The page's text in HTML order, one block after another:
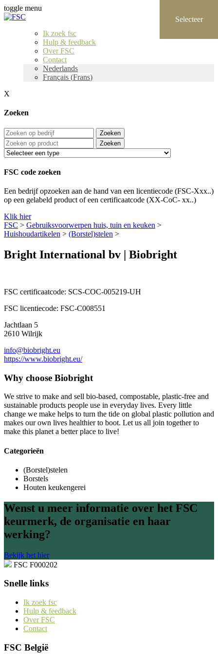
toggle menu
Ik zoek fsc
Hulp & feedback
Over FSC
Contact
Nederlands
Français (Frans)
X
Zoeken
Zoeken
Zoeken
FSC code zoeken
Een bedrijf opzoeken aan de hand van een licentiecode (FSC-Xxx..)
op een gelabeld product of een certificaatcode (XX-CoC- xx..)
Klik hier
FSC > Gebruiksvoorwerpen huis, tuin en keuken >
Huishoudartikelen > (Borstel)stelen >
Bright International bv | Biobright
FSC certificaatcode: SCS-COC-005219-UH
FSC licentiecode: FSC-C008551
Jachtlaan 5
2610 Wilrijk
info@biobright.eu
https://www.biobright.eu/
Why choose Biobright
We strive to make and sell bio-based, compostable, plastic-free and
sustainable products people use in everyday lives. Every little
change we make helps to turn the tide on global plastic pollution and
makes our own lives healthier to boot. Let us all join together to
make this planet a better place to live!
Categorieën
(Borstel)stelen
Borstels
Houten keukengerei
Wenst u meer informatie over het FSC
keurmerk, de organisatie en haar
werking?
Bekijk het hier
FSC F000202
Snelle links
Ik zoek fsc
Hulp & feedback
Over FSC
Contact
FSC België